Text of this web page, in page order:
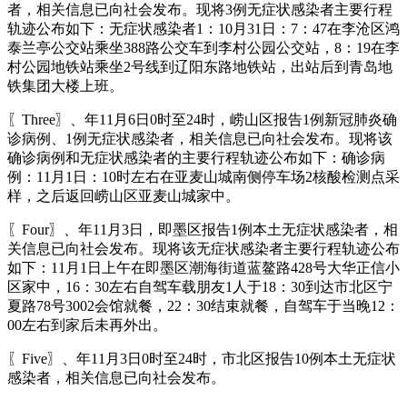
者，相关信息已向社会发布。现将3例无症状感染者主要行程
轨迹公布如下：无症状感染者1：10月31日：7：47在李沧区鸿
泰兰亭公交站乘坐388路公交车到李村公园公交站，8：19在李
村公园地铁站乘坐2号线到辽阳东路地铁站，出站后到青岛地
铁集团大楼上班。
〖Three〗、年11月6日0时至24时，崂山区报告1例新冠肺炎确
诊病例、1例无症状感染者，相关信息已向社会发布。现将该
确诊病例和无症状感染者的主要行程轨迹公布如下：确诊病
例：11月1日：10时左右在亚麦山城南侧停车场2核酸检测点采
样，之后返回崂山区亚麦山城家中。
〖Four〗、年11月3日，即墨区报告1例本土无症状感染者，相
关信息已向社会发布。现将该无症状感染者主要行程轨迹公布
如下：11月1日上午在即墨区潮海街道蓝鳌路428号大华正信小
区家中，16：30左右自驾车载朋友1人于18：30到达市北区宁
夏路78号3002会馆就餐，22：30结束就餐，自驾车于当晚12：
00左右到家后未再外出。
〖Five〗、年11月3日0时至24时，市北区报告10例本土无症状
感染者，相关信息已向社会发布。